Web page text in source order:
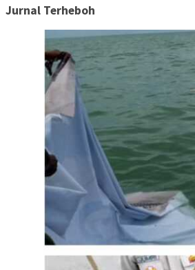
Jurnal Terheboh